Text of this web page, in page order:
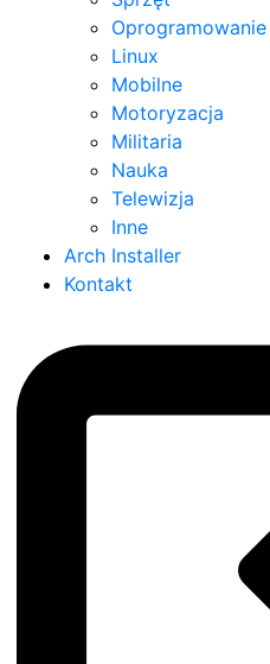
Oprogramowanie
Linux
Mobilne
Motoryzacja
Militaria
Nauka
Telewizja
Inne
Arch Installer
Kontakt